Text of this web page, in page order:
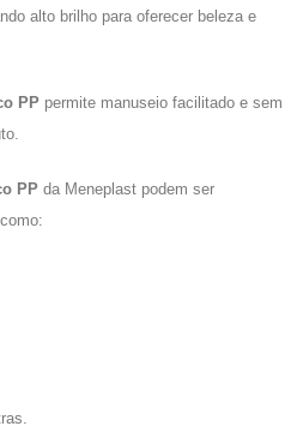
alto brilho para oferecer beleza e
PP permite manuseio facilitado e sem
PP da Meneplast podem ser